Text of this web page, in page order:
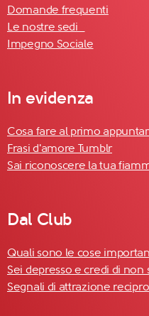
Domande frequenti
Le nostre sedi
Impegno Sociale
In evidenza
Cosa fare al primo
Frasi d'amore Tumblr
Sai riconoscere la tua
Dal Club
Quali sono le cose
Sei depresso e credi di non
Segnali di attrazione